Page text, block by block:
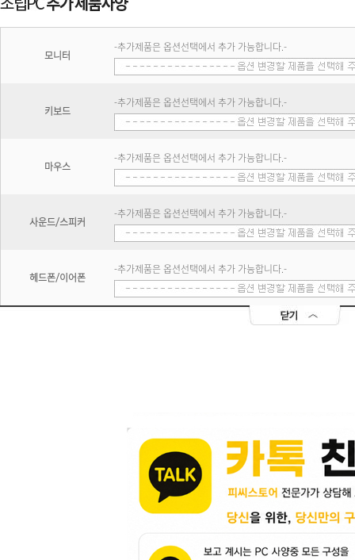
모니터
-추가제품은 옵션선택에서 추가 가능합니다.-
키보드
-추가제품은 옵션선택에서 추가 가능합니다.-
마우스
-추가제품은 옵션선택에서 추가 가능합니다.-
사운드/스피커
-추가제품은 옵션선택에서 추가 가능합니다.-
헤드폰/이어폰
-추가제품은 옵션선택에서 추가 가능합니다.-